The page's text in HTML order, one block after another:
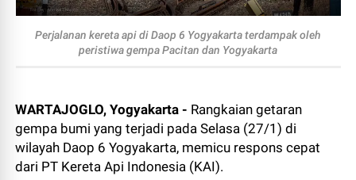
Perjalanan kereta api di Daop 6 Yogyakarta terdampak oleh
peristiwa gempa Pacitan dan Yogyakarta
WARTAJOGLO, Yogyakarta - Rangkaian getaran
gempa bumi yang terjadi pada Selasa (27/1) di
wilayah Daop 6 Yogyakarta, memicu respons cepat
dari PT Kereta Api Indonesia (KAI).